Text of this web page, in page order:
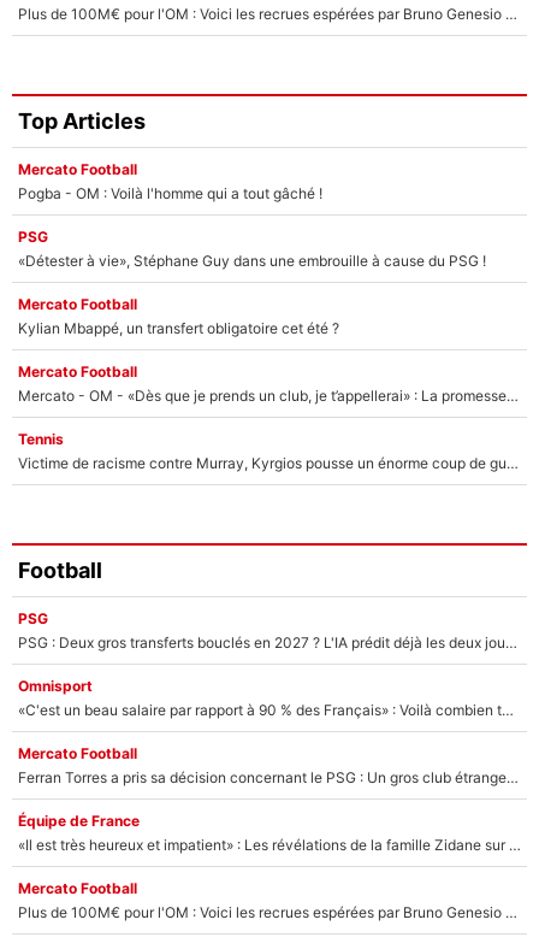
Plus de 100M€ pour l'OM : Voici les recrues espérées par Bruno Genesio et Grégory Lorenzi après l’opération dégraissage
Top Articles
Mercato Football
Pogba - OM : Voilà l'homme qui a tout gâché !
PSG
«Détester à vie», Stéphane Guy dans une embrouille à cause du PSG !
Mercato Football
Kylian Mbappé, un transfert obligatoire cet été ?
Mercato Football
Mercato - OM - «Dès que je prends un club, je t’appellerai» : La promesse de Marcelino au moment de claquer la porte
Tennis
Victime de racisme contre Murray, Kyrgios pousse un énorme coup de gueule !
Football
PSG
PSG : Deux gros transferts bouclés en 2027 ? L'IA prédit déjà les deux joueurs qui pourraient rejoindre Luis Enrique !
Omnisport
«C'est un beau salaire par rapport à 90 % des Français» : Voilà combien touchait Nelson Monfort sur France Télévisions avant de rejoindre CNews
Mercato Football
Ferran Torres a pris sa décision concernant le PSG : Un gros club étranger prêt à relancer le feuilleton pour la signature du champion du monde 2026 !
Équipe de France
«Il est très heureux et impatient» : Les révélations de la famille Zidane sur sa prise de pouvoir en équipe de France !
Mercato Football
Plus de 100M€ pour l'OM : Voici les recrues espérées par Bruno Genesio et Grégory Lorenzi après l’opération dégraissage